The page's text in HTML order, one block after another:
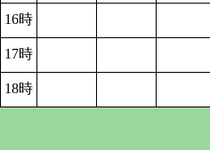
16時
17時
18時